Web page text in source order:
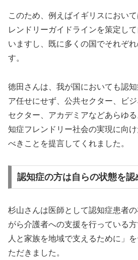
このため、例えばイギリスにおい
レンドリーガイドラインを策定し
いますし、既に多くの国でそれぞ
す。
徳田さんは、我が国においても認
ア任せにせず、公共セクター、ビ
セクター、アカデミアなどあらゆ
知症フレンドリー社会の実現に向
べきことを提言してくれました。
認知症の方は自らの状態を認
杉山さんは医師として認知症患者
がら介護者への支援を行っている
人と家族を地域で支えるために」
ただきました。